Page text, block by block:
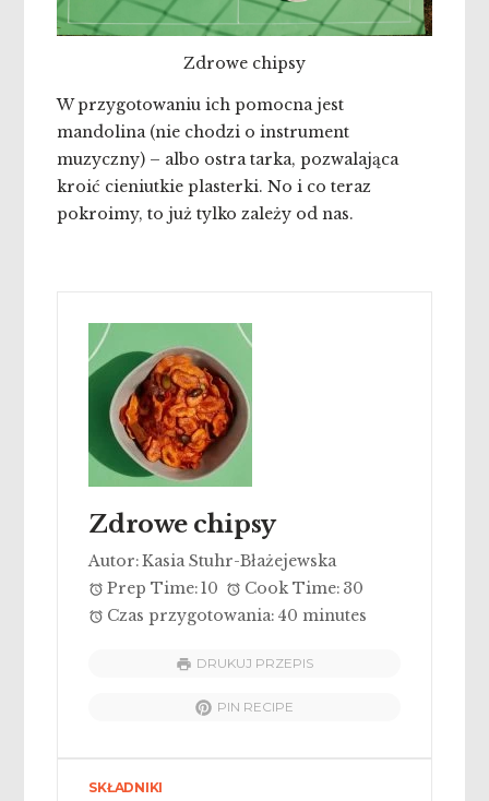
Zdrowe chipsy
W przygotowaniu ich pomocna jest
mandolina (nie chodzi o instrument
muzyczny) – albo ostra tarka, pozwalająca
kroić cieniutkie plasterki. No i co teraz
pokroimy, to już tylko zależy od nas.
Zdrowe chipsy
Autor:Kasia Stuhr-Błażejewska
Prep Time:10 Cook Time: 30
Czas przygotowania: 40 minutes
DRUKUJ PRZEPIS
PIN RECIPE
SKŁADNIKI